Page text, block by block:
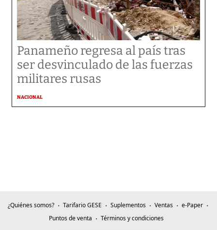
Panameño regresa al país tras
ser desvinculado de las fuerzas
militares rusas
NACIONAL
¿Quiénes somos? Tarifario GESE Suplementos Ventas
e-Paper
Puntos de venta
Términos y condiciones